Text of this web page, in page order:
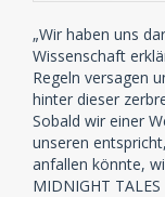
„Wir haben uns
Wissenschaft
Regeln versagen
hinter dieser
Sobald wir einer
unseren
anfallen könnte,
MIDNIGHT